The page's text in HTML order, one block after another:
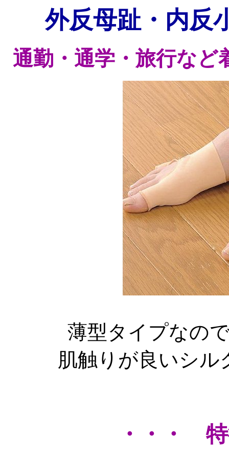
外反母趾・内反
通勤・通学・旅行など
薄型タイプなの
肌触りが良いシ
・・・